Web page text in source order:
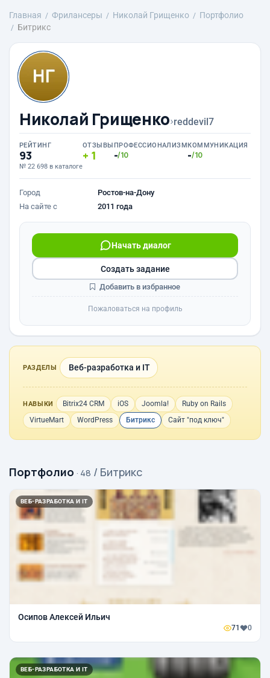
Главная Фрилансеры Николай Грищенко
Портфолио
Битрикс
Николай Грищенко›reddevil7
РЕЙТИНГ
93
№ 22 698 в каталоге
ОТЗЫВЫ
1
ПРОФЕССИОНАЛИЗМ
-/10
КОММУНИКАЦИЯ
-/10
Город
Ростов-на-Дону
На сайте с
2011 года
Начать диалог
Создать задание
Добавить в избранное
Пожаловаться на профиль
РАЗДЕЛЫ Веб-разработка и IT
НАВЫКИ Bitrix24 CRM iOS Joomla!
Ruby on Rails
VirtueMart
WordPress Битрикс Сайт "под ключ"
Портфолио · 48 / Битрикс
ВЕБ-РАЗРАБОТКА И IT
Осипов Алексей Ильич
71 0
ВЕБ-РАЗРАБОТКА И IT